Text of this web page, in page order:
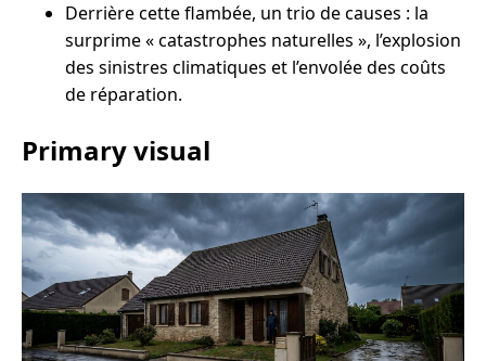
Derrière cette flambée, un trio de causes : la
surprime « catastrophes naturelles », l’explosion
des sinistres climatiques et l’envolée des coûts
de réparation.
Primary visual